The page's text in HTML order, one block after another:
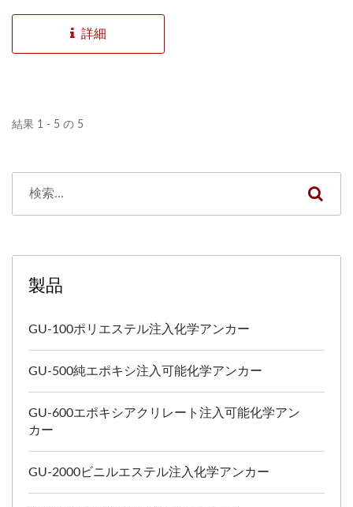
アンカーソリューションで
す。EAD...
詳細
結果 1 - 5 の 5
製品
GU-100ポリエステル注入化学アンカー
GU-500純エポキシ注入可能化学アンカー
GU-600エポキシアクリレート注入可能化学アン
カー
GU-2000ビニルエステル注入化学アンカー